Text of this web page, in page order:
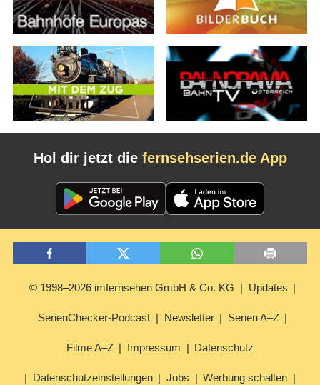
Hol dir jetzt die fernsehserien.de App
© 1998–2026 imfernsehen GmbH & Co. KG Updates
SerienChecker-Podcast Newsletter Serien A–Z
Filme A–Z Impressum Datenschutz
Datenschutzeinstellungen Jobs Werbung schalten